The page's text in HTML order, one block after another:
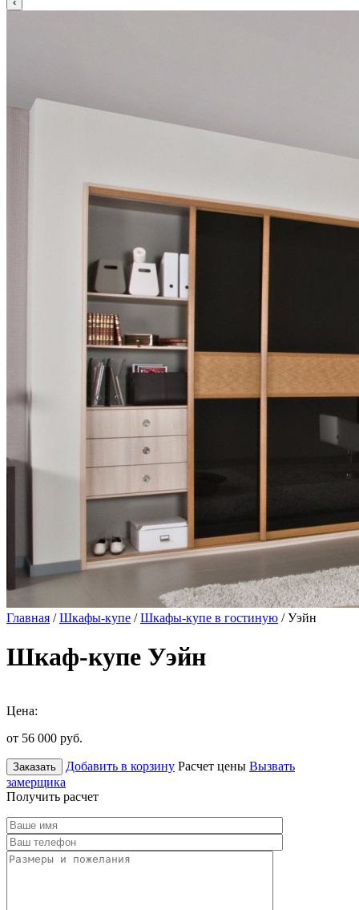
Главная /Шкафы-купе /Шкафы-купе в гостиную / Уэйн
Шкаф-купе Уэйн
Цена:
от 56 000 руб.
Заказать Добавить в корзину Расчет цены Вызвать
замерщика
Получить расчет